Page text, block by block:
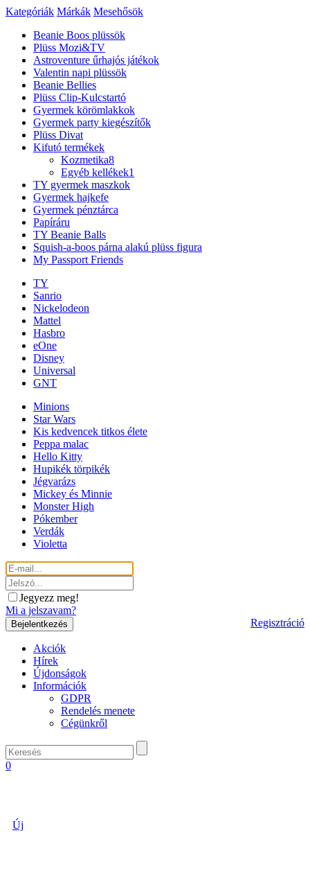
Kategóriák Márkák Mesehősök
Beanie Boos plüssök
Plüss Mozi&TV
Astroventure űrhajós játékok
Valentin napi plüssök
Beanie Bellies
Plüss Clip-Kulcstartó
Gyermek körömlakkok
Gyermek party kiegészítők
Plüss Divat
Kifutó termékek
Kozmetika8
Egyéb kellékek1
TY gyermek maszkok
Gyermek hajkefe
Gyermek pénztárca
Papíráru
TY Beanie Balls
Squish-a-boos párna alakú plüss figura
My Passport Friends
TY
Sanrio
Nickelodeon
Mattel
Hasbro
eOne
Disney
Universal
GNT
Minions
Star Wars
Kis kedvencek titkos élete
Peppa malac
Hello Kitty
Hupikék törpikék
Jégvarázs
Mickey és Minnie
Monster High
Pókember
Verdák
Violetta
Jegyezz meg!
Mi a jelszavam?
Regisztráció
Akciók
Hírek
Újdonságok
Információk
GDPR
Rendelés menete
Cégünkről
0
Új